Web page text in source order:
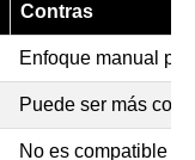
Contras
Enfoque manual
Puede ser más
No es compatible